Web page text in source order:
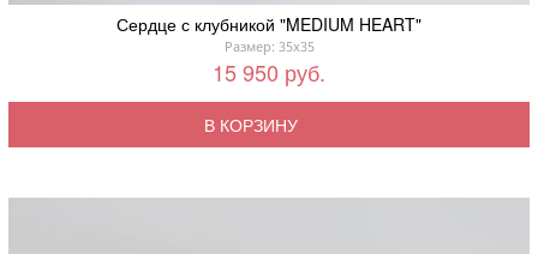
Сердце с клубникой "MEDIUM HEART"
Размер: 35x35
15 950 руб.
В КОРЗИНУ